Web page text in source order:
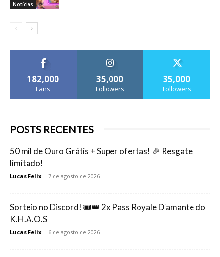
Notícias
182,000
Fans
35,000
Followers
35,000
Followers
POSTS RECENTES
50 mil de Ouro Grátis + Super ofertas! 🎉 Resgate
limitado!
Lucas Felix - 7 de agosto de 2026
Sorteio no Discord! 🎟️👑 2x Pass Royale Diamante do
K.H.A.O.S
Lucas Felix - 6 de agosto de 2026